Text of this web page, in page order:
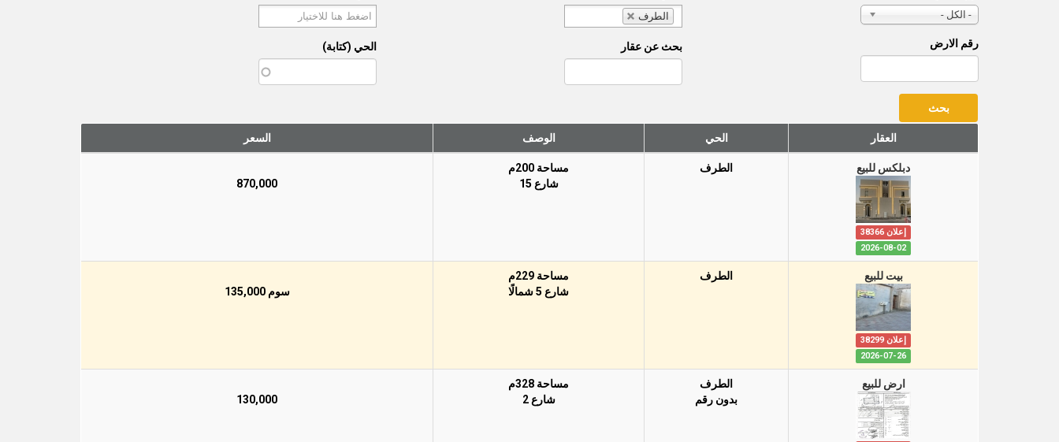
- الكل -
رقم الارض
الطرف
بحث عن عقار الحي (كتابة)
العقار الحي الوصف السعر
دبلكس للبيع
إعلان 38366
2026-08-02
الطرف
مساحة 200م
شارع 15
870,000
بيت للبيع
إعلان 38299
2026-07-26
الطرف
مساحة 229م
شارع 5 شمالًا
سوم 135,000
ارض للبيع
الطرف
بدون رقم
مساحة 328م
شارع 2
130,000